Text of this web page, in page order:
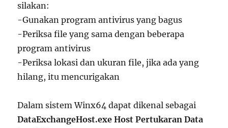
silakan:
-Gunakan program antivirus yang bagus
-Periksa file yang sama dengan beberapa
program antivirus
-Periksa lokasi dan ukuran file, jika ada yang
hilang, itu mencurigakan
Dalam sistem Winx64 dapat dikenal sebagai
DataExchangeHost.exe Host Pertukaran Data